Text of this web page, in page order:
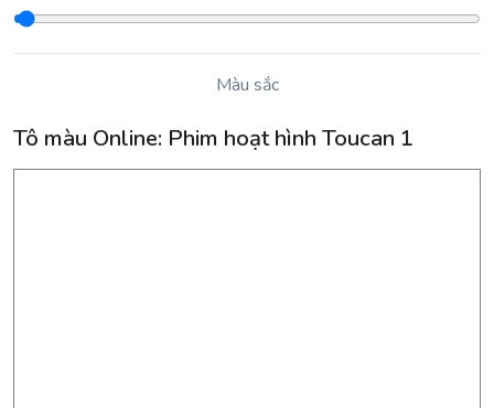
Màu sắc
Tô màu Online: Phim hoạt hình Toucan 1